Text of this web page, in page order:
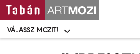
Moziválasztó
menü
VÁLASSZ MOZIT!